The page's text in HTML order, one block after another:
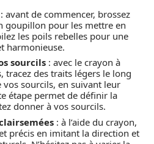
: avant de commencer, brossez
goupillon pour les mettre en
les poils rebelles pour une
harmonieuse.
sourcils : avec le crayon à
tracez des traits légers le long
sourcils, en suivant leur
étape permet de définir la
donner à vos sourcils.
: à l’aide du crayon,
précis en imitant la direction et